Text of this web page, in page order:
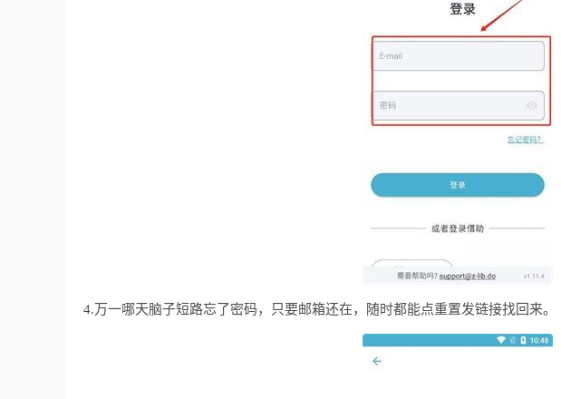
4.万一哪天脑子短路忘了密码，只要邮箱还在，随时都能点重置发链接找回来。